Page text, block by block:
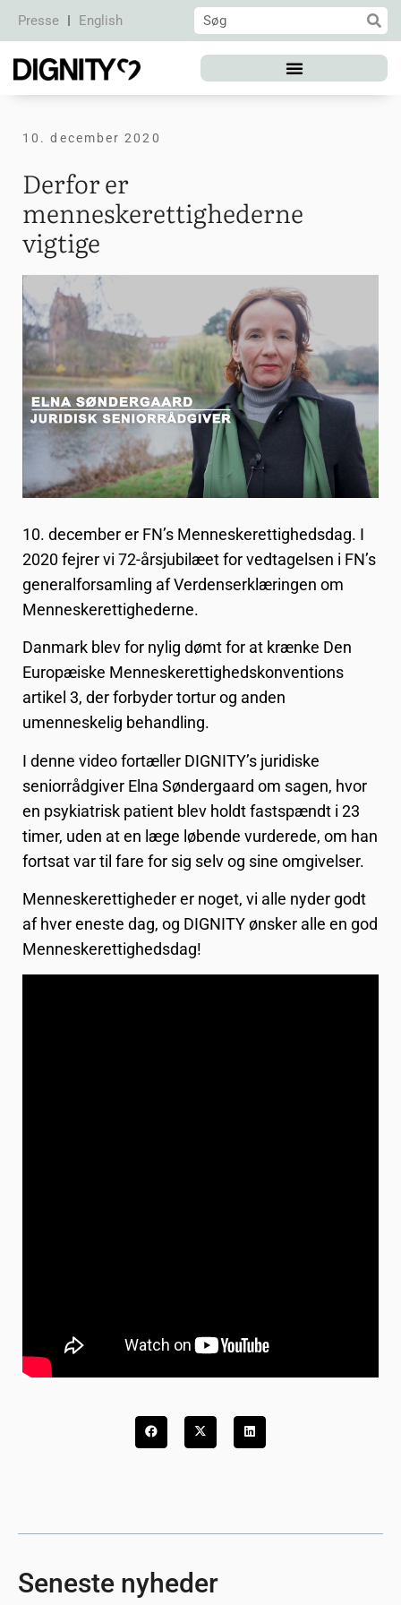
Presse English
10. december 2020
Derfor er
menneskerettighederne
vigtige
10. december er FN’s Menneskerettighedsdag. I
2020 fejrer vi 72-årsjubilæet for vedtagelsen i FN’s
generalforsamling af Verdenserklæringen om
Menneskerettighederne.
Danmark blev for nylig dømt for at krænke Den
Europæiske Menneskerettighedskonventions
artikel 3, der forbyder tortur og anden
umenneskelig behandling.
I denne video fortæller DIGNITY’s juridiske
seniorrådgiver Elna Søndergaard om sagen, hvor
en psykiatrisk patient blev holdt fastspændt i 23
timer, uden at en læge løbende vurderede, om han
fortsat var til fare for sig selv og sine omgivelser.
Menneskerettigheder er noget, vi alle nyder godt
af hver eneste dag, og DIGNITY ønsker alle en god
Menneskerettighedsdag!
Seneste nyheder